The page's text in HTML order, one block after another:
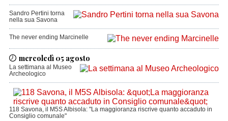
Sandro Pertini torna
nella sua Savona
The never ending Marcinelle
mercoledì 05 agosto
La settimana al Museo
Archeologico
118 Savona, il M5S Albisola: "La maggioranza riscrive quanto accaduto in
Consiglio comunale"